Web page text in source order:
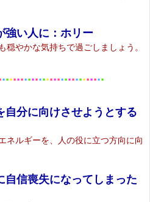
強い人に：ホリー
穏やかな気持ちで過ごしましょう。
自分に向けさせようとする
ネルギーを、人の役に立つ方向に向
自信喪失になってしまった